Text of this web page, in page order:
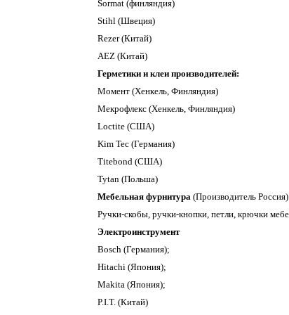
Sormat (финляндия)
Stihl (Швеция)
Rezer (Китай)
AEZ (Китай)
Герметики и клеи производителей:
Момент (Хенкель, Финляндия)
Мекрофлекс (Хенкель, Финляндия)
Loctite (США)
Kim Tec (Германия)
Titebond (США)
Tytan (Польша)
Мебельная фурнитура (Производитель Россия)
Ручки-скобы, ручки-кнопки, петли, крючки
Электроинструмент
Bosch (Германия);
Hitachi (Япония);
Makita (Япония);
P.I.T. (Китай)